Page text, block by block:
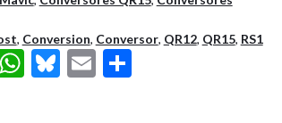
, Conversion, Conversor, QR12, QR15, RS1
WBl E C